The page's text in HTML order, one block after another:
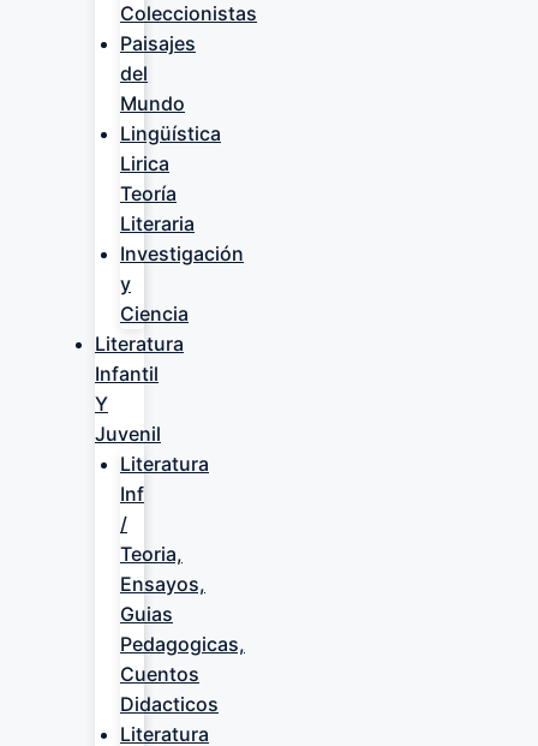
Coleccionistas
Paisajes
del
Mundo
Lingüística
Lirica
Teoría
Literaria
Investigación
y
Ciencia
Literatura
Infantil
Y
Juvenil
Literatura
Inf
/
Teoria,
Ensayos,
Guias
Pedagogicas,
Cuentos
Didacticos
Literatura